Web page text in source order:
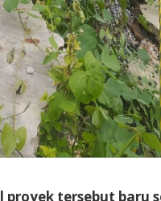
proyek tersebut baru